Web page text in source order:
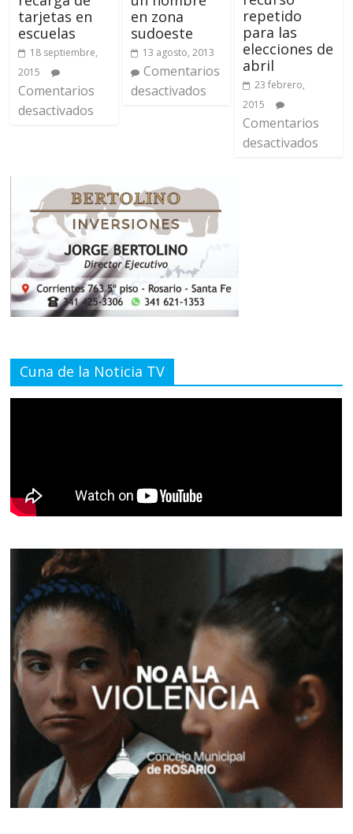
tarjetas en
escuelas
18 septiembre,
2015
Comentarios
desactivados
en zona
sudoeste
13 agosto, 2013
Comentarios
desactivados
repetido
para las
elecciones de
abril
23 febrero,
2015
Comentarios
desactivados
Cuna de la Noticia TV